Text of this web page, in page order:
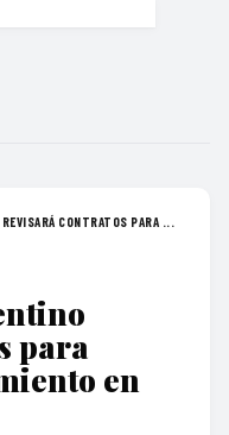
CONTRATOS PARA ...
para
en